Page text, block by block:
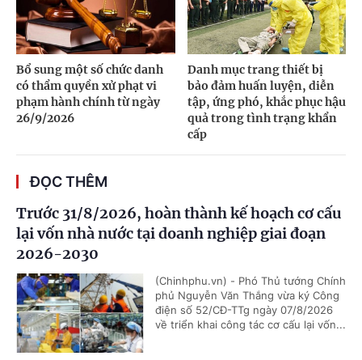
Bổ sung một số chức danh
có thẩm quyền xử phạt vi
phạm hành chính từ ngày
26/9/2026
Danh mục trang thiết bị
bảo đảm huấn luyện, diễn
tập, ứng phó, khắc phục hậu
quả trong tình trạng khẩn
cấp
ĐỌC THÊM
Trước 31/8/2026, hoàn thành kế hoạch cơ cấu
lại vốn nhà nước tại doanh nghiệp giai đoạn
2026-2030
(Chinhphu.vn) - Phó Thủ tướng Chính
phủ Nguyễn Văn Thắng vừa ký Công
điện số 52/CĐ-TTg ngày 07/8/2026
về triển khai công tác cơ cấu lại vốn...